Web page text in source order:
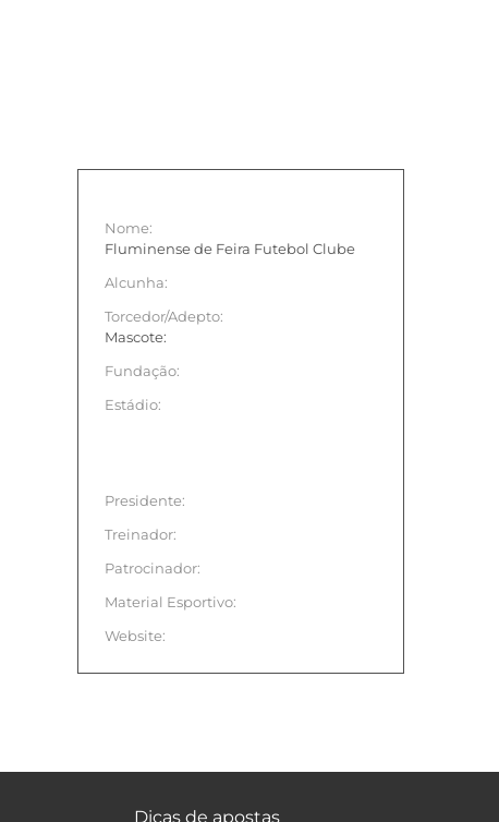
Nome:
Fluminense de Feira Futebol Clube
Alcunha:
Torcedor/Adepto:
Mascote:
Fundação:
Estádio:
Presidente:
Treinador:
Patrocinador:
Material Esportivo:
Website:
Dicas de apostas